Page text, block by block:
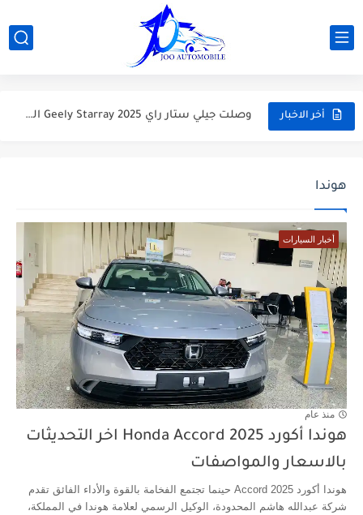
أخر الاخبار
سيارة سيدان جيلي امجراند 2026 Geely Emgrand اخر التحديثات بالاسعار...
وصلت جيلي ستار راي Geely Starray 2025 الجديدة كليا الاسعار...
سيارة شيري أريزو 8 برو 2025 تجعل المستحيل واقعا اكبر...
فورد توروس 2025 الرفيق الأمثل للرحلات اليومية جات بفئات واسعار...
هوندا
أخبار السيارات
منذ عام
هوندا أكورد 2025 Honda Accord اخر التحديثات
بالاسعار والمواصفات
هوندا أكورد 2025 Accord حينما تجتمع الفخامة بالقوة والأداء الفائق تقدم
شركة عبدالله هاشم المحدودة، الوكيل الرسمي لعلامة هوندا في المملكة،